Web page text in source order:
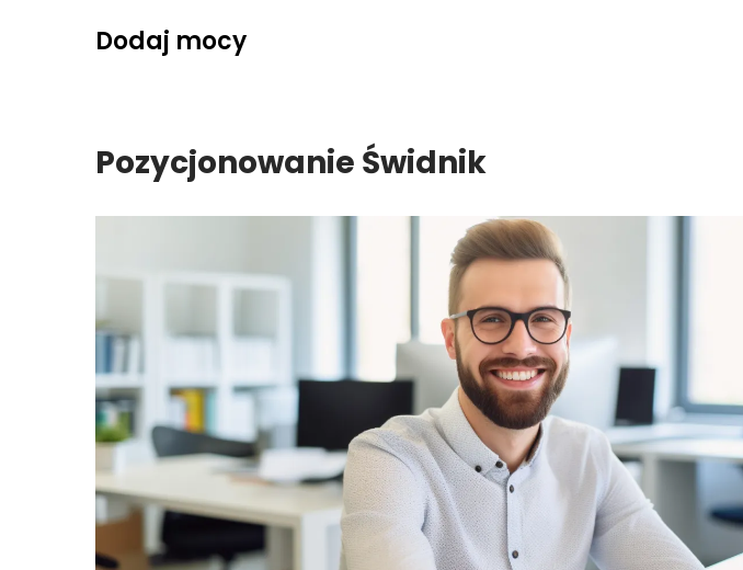
Dodaj mocy
Pozycjonowanie Świdnik